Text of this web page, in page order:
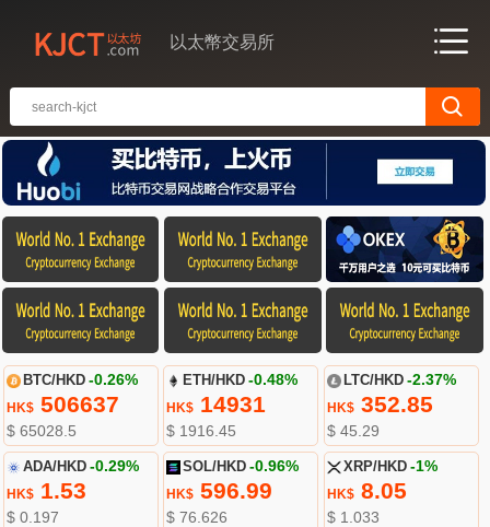
以太幣交易所
BTC/HKD -0.26%
HK$506637
$ 65028.5
ETH/HKD -0.48%
HK$ 14931
$ 1916.45
LTC/HKD -2.37%
HK$352.85
$ 45.29
ADA/HKD -0.29%
HK$1.53
$ 0.197
SOL/HKD -0.96%
HK$ 596.99
$ 76.626
XRP/HKD -1%
HK$8.05
$ 1.033